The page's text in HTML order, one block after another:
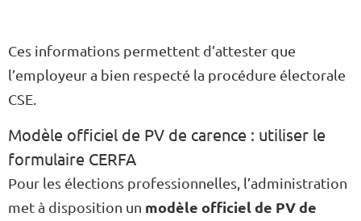
Ces informations permettent d’attester que
l’employeur a bien respecté la procédure électorale
CSE.
Modèle officiel de PV de carence : utiliser le
formulaire CERFA
Pour les élections professionnelles, l’administration
met à disposition un modèle officiel de PV de